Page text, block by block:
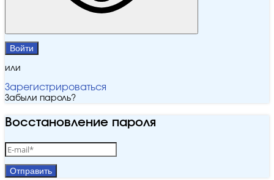
Войти
или
Зарегистрироваться
Забыли пароль?
Восстановление пароля
Отправить